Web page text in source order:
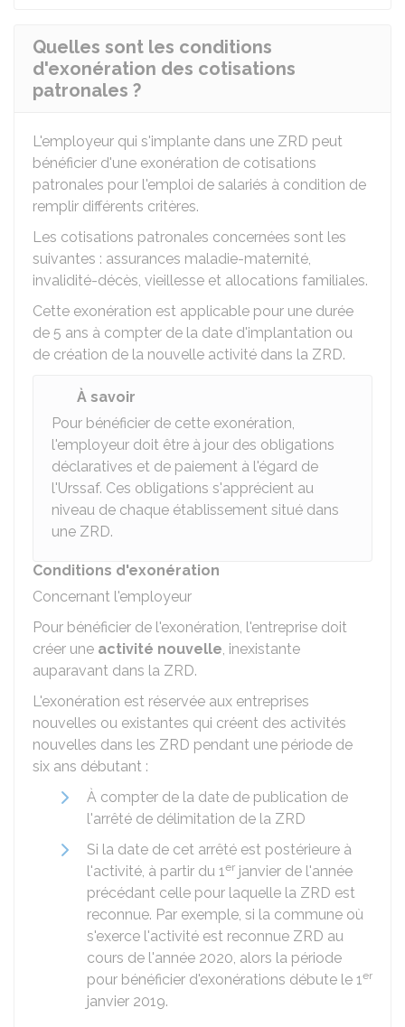
Quelles sont les conditions
d'exonération des cotisations
patronales ?
L'employeur qui s'implante dans une ZRD peut
bénéficier d'une exonération de cotisations
patronales pour l'emploi de salariés à condition de
remplir différents critères.
Les cotisations patronales concernées sont les
suivantes : assurances maladie-maternité,
invalidité-décès, vieillesse et allocations familiales.
Cette exonération est applicable pour une durée
de 5 ans à compter de la date d'implantation ou
de création de la nouvelle activité dans la ZRD.
À savoir
Pour bénéficier de cette exonération,
l'employeur doit être à jour des obligations
déclaratives et de paiement à l'égard de
l'Urssaf. Ces obligations s'apprécient au
niveau de chaque établissement situé dans
une ZRD.
Conditions d'exonération
Concernant l'employeur
Pour bénéficier de l'exonération, l'entreprise doit
créer une activité nouvelle, inexistante
auparavant dans la ZRD.
L'exonération est réservée aux entreprises
nouvelles ou existantes qui créent des activités
nouvelles dans les ZRD pendant une période de
six ans débutant :
À compter de la date de publication de
l'arrêté de délimitation de la ZRD
Si la date de cet arrêté est postérieure à
l'activité, à partir du 1er janvier de l'année
précédant celle pour laquelle la ZRD est
reconnue. Par exemple, si la commune où
s'exerce l'activité est reconnue ZRD au
cours de l'année 2020, alors la période
pour bénéficier d'exonérations débute le 1er
janvier 2019.